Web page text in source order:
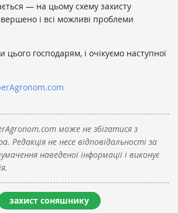
— на цьому схему захисту
і всі можливі проблеми
господарям, і очікуємо наступної
може не збігатися з
Редакція не несе відповідальності за
наведеної інформації і виконує
захист соняшнику